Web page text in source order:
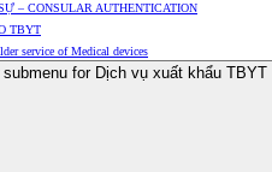
– CONSULAR AUTHENTICATION
TBYT
service of Medical devices
submenu for Dịch vụ xuất khẩu TBYT